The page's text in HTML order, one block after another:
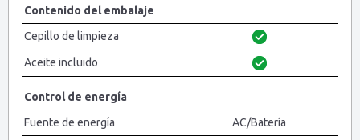
Contenido del embalaje
Cepillo de limpieza
Aceite incluido
Control de energía
Fuente de energía
AC/Batería